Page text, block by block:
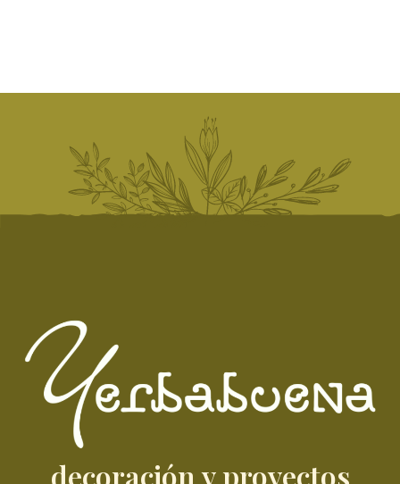
decoración y proyectos